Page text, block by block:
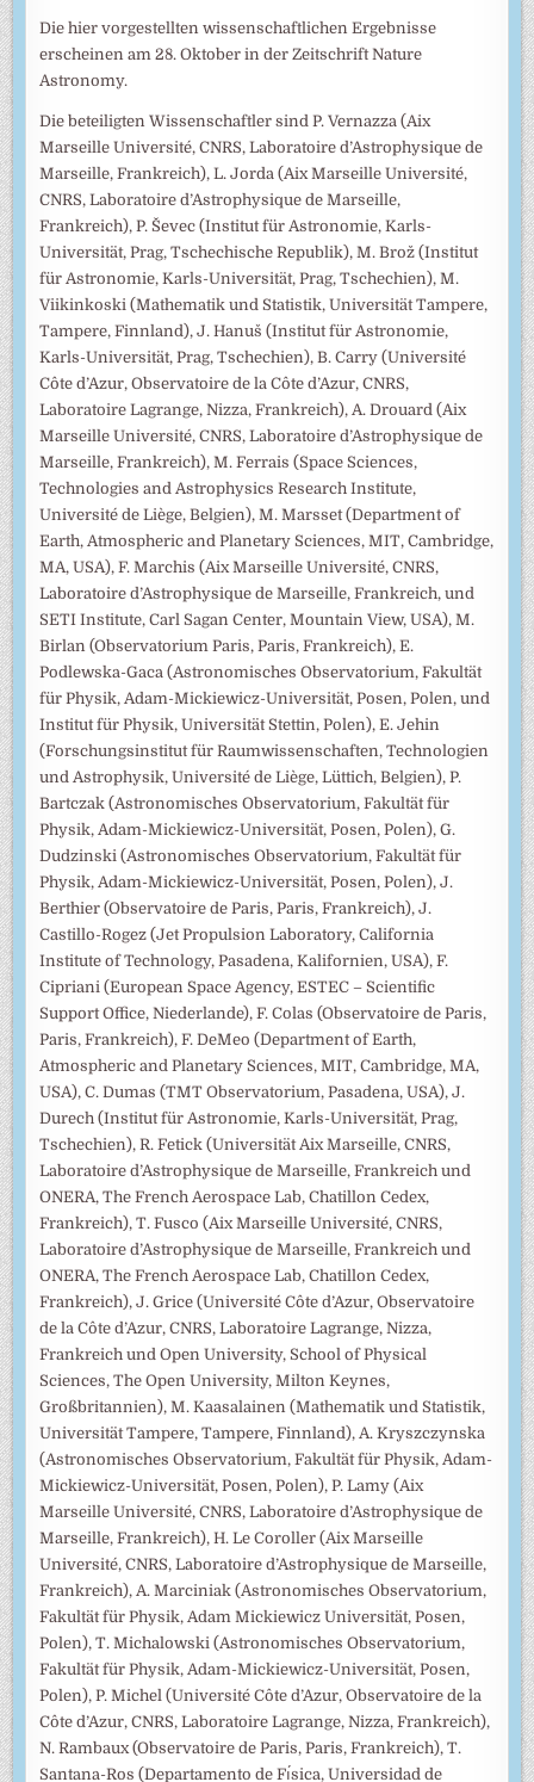
Die hier vorgestellten wissenschaftlichen Ergebnisse
erscheinen am 28. Oktober in der Zeitschrift Nature
Astronomy.
Die beteiligten Wissenschaftler sind P. Vernazza (Aix
Marseille Université, CNRS, Laboratoire d’Astrophysique de
Marseille, Frankreich), L. Jorda (Aix Marseille Université,
CNRS, Laboratoire d’Astrophysique de Marseille,
Frankreich), P. Ševec (Institut für Astronomie, Karls-
Universität, Prag, Tschechische Republik), M. Brož (Institut
für Astronomie, Karls-Universität, Prag, Tschechien), M.
Viikinkoski (Mathematik und Statistik, Universität Tampere,
Tampere, Finnland), J. Hanuš (Institut für Astronomie,
Karls-Universität, Prag, Tschechien), B. Carry (Université
Côte d’Azur, Observatoire de la Côte d’Azur, CNRS,
Laboratoire Lagrange, Nizza, Frankreich), A. Drouard (Aix
Marseille Université, CNRS, Laboratoire d’Astrophysique de
Marseille, Frankreich), M. Ferrais (Space Sciences,
Technologies and Astrophysics Research Institute,
Université de Liège, Belgien), M. Marsset (Department of
Earth, Atmospheric and Planetary Sciences, MIT, Cambridge,
MA, USA), F. Marchis (Aix Marseille Université, CNRS,
Laboratoire d’Astrophysique de Marseille, Frankreich, und
SETI Institute, Carl Sagan Center, Mountain View, USA), M.
Birlan (Observatorium Paris, Paris, Frankreich), E.
Podlewska-Gaca (Astronomisches Observatorium, Fakultät
für Physik, Adam-Mickiewicz-Universität, Posen, Polen, und
Institut für Physik, Universität Stettin, Polen), E. Jehin
(Forschungsinstitut für Raumwissenschaften, Technologien
und Astrophysik, Université de Liège, Lüttich, Belgien), P.
Bartczak (Astronomisches Observatorium, Fakultät für
Physik, Adam-Mickiewicz-Universität, Posen, Polen), G.
Dudzinski (Astronomisches Observatorium, Fakultät für
Physik, Adam-Mickiewicz-Universität, Posen, Polen), J.
Berthier (Observatoire de Paris, Paris, Frankreich), J.
Castillo-Rogez (Jet Propulsion Laboratory, California
Institute of Technology, Pasadena, Kalifornien, USA), F.
Cipriani (European Space Agency, ESTEC – Scientific
Support Office, Niederlande), F. Colas (Observatoire de Paris,
Paris, Frankreich), F. DeMeo (Department of Earth,
Atmospheric and Planetary Sciences, MIT, Cambridge, MA,
USA), C. Dumas (TMT Observatorium, Pasadena, USA), J.
Durech (Institut für Astronomie, Karls-Universität, Prag,
Tschechien), R. Fetick (Universität Aix Marseille, CNRS,
Laboratoire d’Astrophysique de Marseille, Frankreich und
ONERA, The French Aerospace Lab, Chatillon Cedex,
Frankreich), T. Fusco (Aix Marseille Université, CNRS,
Laboratoire d’Astrophysique de Marseille, Frankreich und
ONERA, The French Aerospace Lab, Chatillon Cedex,
Frankreich), J. Grice (Université Côte d’Azur, Observatoire
de la Côte d’Azur, CNRS, Laboratoire Lagrange, Nizza,
Frankreich und Open University, School of Physical
Sciences, The Open University, Milton Keynes,
Großbritannien), M. Kaasalainen (Mathematik und Statistik,
Universität Tampere, Tampere, Finnland), A. Kryszczynska
(Astronomisches Observatorium, Fakultät für Physik, Adam-
Mickiewicz-Universität, Posen, Polen), P. Lamy (Aix
Marseille Université, CNRS, Laboratoire d’Astrophysique de
Marseille, Frankreich), H. Le Coroller (Aix Marseille
Université, CNRS, Laboratoire d’Astrophysique de Marseille,
Frankreich), A. Marciniak (Astronomisches Observatorium,
Fakultät für Physik, Adam Mickiewicz Universität, Posen,
Polen), T. Michalowski (Astronomisches Observatorium,
Fakultät für Physik, Adam-Mickiewicz-Universität, Posen,
Polen), P. Michel (Université Côte d’Azur, Observatoire de la
Côte d’Azur, CNRS, Laboratoire Lagrange, Nizza, Frankreich),
N. Rambaux (Observatoire de Paris, Paris, Frankreich), T.
Santana-Ros (Departamento de Fı́sica, Universidad de